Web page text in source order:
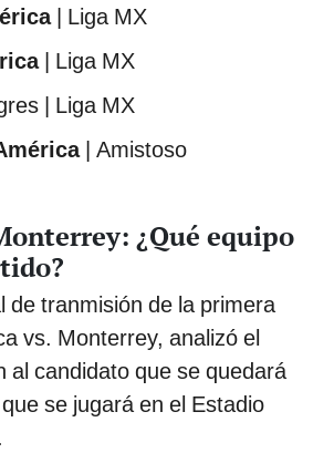
| Liga MX
| Liga MX
| Liga MX
| Amistoso
¿Qué equipo
de tranmisión de la primera
vs. Monterrey, analizó el
al candidato que se quedará
se jugará en el Estadio